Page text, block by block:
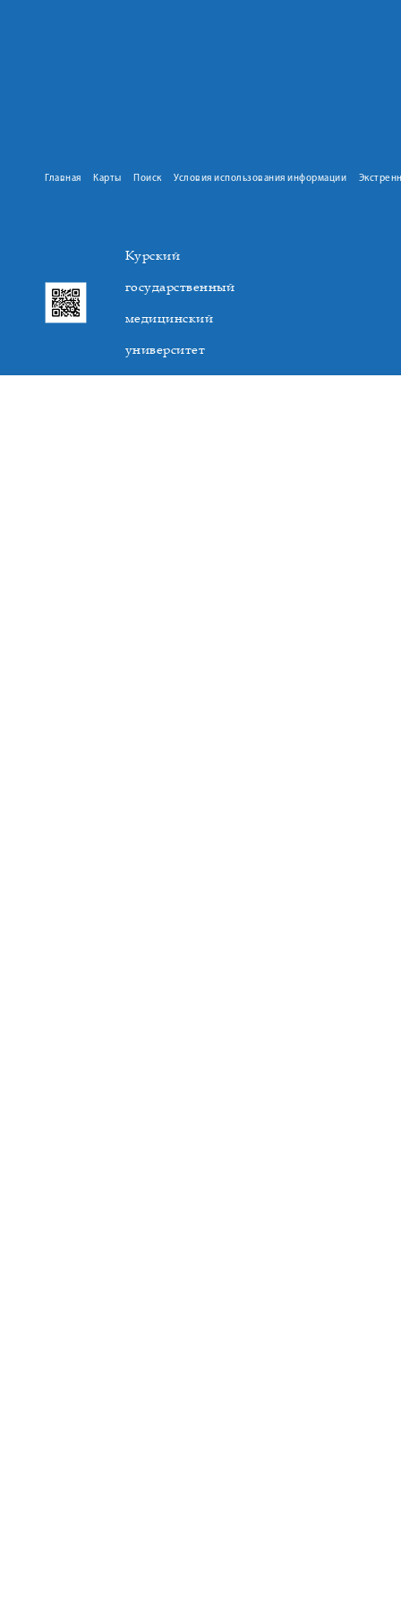
Главная Карты Поиск Условия использования информации
Курский
государственный
медицинский
университет